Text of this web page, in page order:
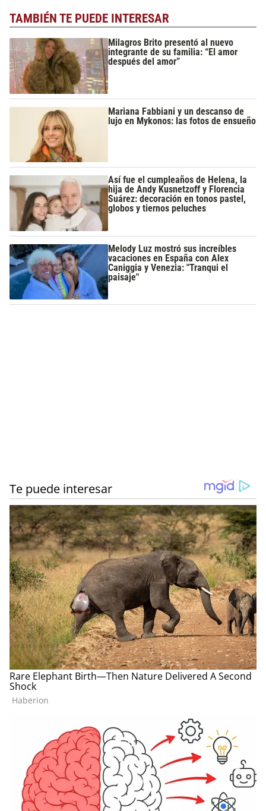
TAMBIÉN TE PUEDE INTERESAR
Milagros Brito presentó al nuevo
integrante de su familia: “El amor
después del amor”
Mariana Fabbiani y un descanso de
lujo en Mykonos: las fotos de ensueño
Así fue el cumpleaños de Helena, la
hija de Andy Kusnetzoff y Florencia
Suárez: decoración en tonos pastel,
globos y tiernos peluches
Melody Luz mostró sus increíbles
vacaciones en España con Alex
Caniggia y Venezia: "Tranqui el
paisaje"